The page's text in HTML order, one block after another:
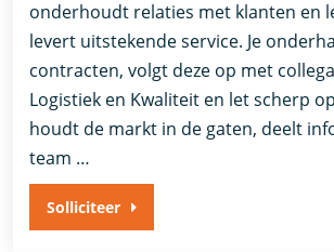
onderhoudt relaties met klanten en
levert uitstekende service. Je
contracten, volgt deze op met
Logistiek en Kwaliteit en let scherp op
houdt de markt in de gaten, deelt
team …
Solliciteer